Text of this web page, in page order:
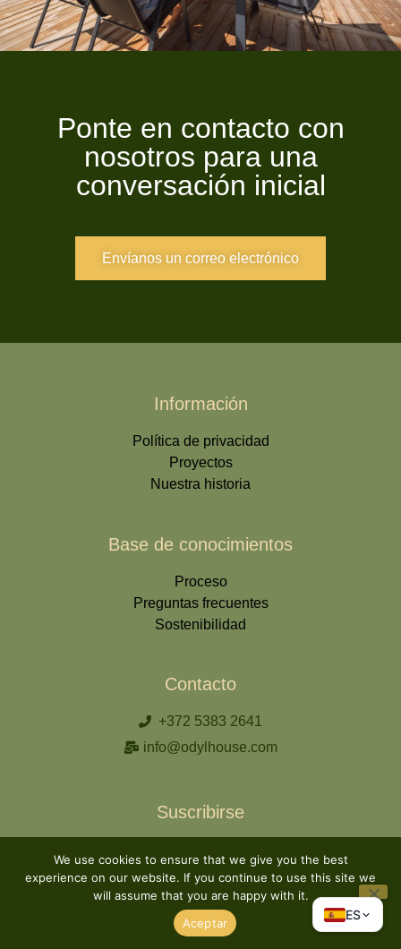
Ponte en contacto con
nosotros para una
conversación inicial
Envíanos un correo electrónico
Información
Política de privacidad
Proyectos
Nuestra historia
Base de conocimientos
Proceso
Preguntas frecuentes
Sostenibilidad
Contacto
+372 5383 2641
info@odylhouse.com
Suscribirse
Suscribirse
We use cookies to ensure that we give you the best
experience on our website. If you continue to use this site we
will assume that you are happy with it.
Aceptar
ES